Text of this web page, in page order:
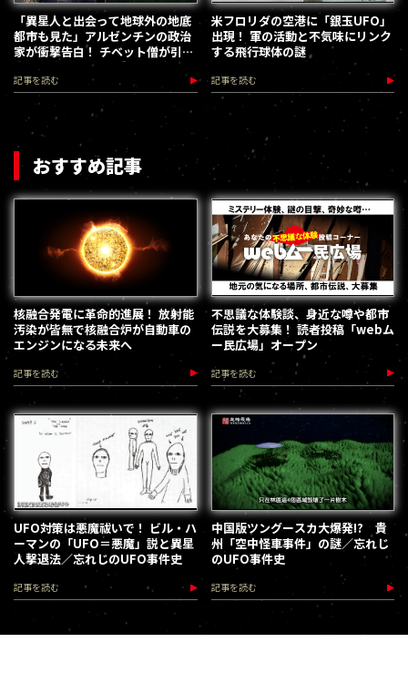
「異星人と出会って地球外の地底
都市も見た」アルゼンチンの政治
家が衝撃告白！ チベット僧が引き
合わせた“進化した種族”の謎
記事を読む
米フロリダの空港に「銀玉UFO」
出現！ 軍の活動と不気味にリンク
する飛行球体の謎
記事を読む
おすすめ記事
核融合発電に革命的進展！ 放射能
汚染が皆無で核融合炉が自動車の
エンジンになる未来へ
記事を読む
不思議な体験談、身近な噂や都市
伝説を大募集！ 読者投稿「webム
ー民広場」オープン
記事を読む
UFO対策は悪魔祓いで！ ビル・ハ
ーマンの「UFO＝悪魔」説と異星
人撃退法／忘れじのUFO事件史
記事を読む
中国版ツングースカ大爆発!? 貴
州「空中怪車事件」の謎／忘れじ
のUFO事件史
記事を読む